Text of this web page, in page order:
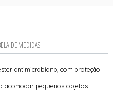
DE MEDIDAS
antimicrobiano, com proteção
acomodar pequenos objetos.